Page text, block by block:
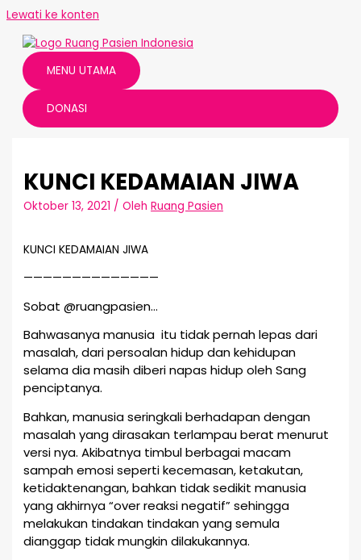
Lewati ke konten
MENU UTAMA
DONASI
KUNCI KEDAMAIAN JIWA
Oktober 13, 2021 / OlehRuang Pasien
KUNCI KEDAMAIAN JIWA
——————————————
Sobat @ruangpasien…
Bahwasanya manusia itu tidak pernah lepas dari
masalah, dari persoalan hidup dan kehidupan
selama dia masih diberi napas hidup oleh Sang
penciptanya.
Bahkan, manusia seringkali berhadapan dengan
masalah yang dirasakan terlampau berat menurut
versi nya. Akibatnya timbul berbagai macam
sampah emosi seperti kecemasan, ketakutan,
ketidaktenangan, bahkan tidak sedikit manusia
yang akhirnya “over reaksi negatif” sehingga
melakukan tindakan tindakan yang semula
dianggap tidak mungkin dilakukannya.